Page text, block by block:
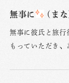
無事に (ま
無事に彼氏と旅行
もっていただき